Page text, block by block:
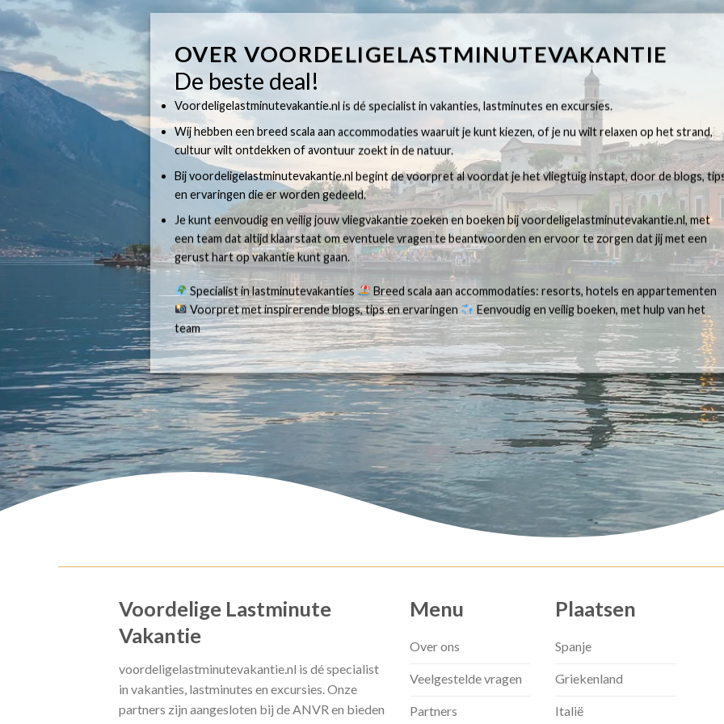
OVER VOORDELIGELASTMINUTEVAKANTIE
De beste deal!
Voordeligelastminutevakantie.nl is dé specialist in vakanties, lastminutes en excursies.
Wij hebben een breed scala aan accommodaties waaruit je kunt kiezen, of je nu wilt relaxen op het strand,
cultuur wilt ontdekken of avontuur zoekt in de natuur.
Bij voordeligelastminutevakantie.nl begint de voorpret al voordat je het vliegtuig instapt, door de blogs,
en ervaringen die er worden gedeeld.
Je kunt eenvoudig en veilig jouw vliegvakantie zoeken en boeken bij voordeligelastminutevakantie.nl, met
een team dat altijd klaarstaat om eventuele vragen te beantwoorden en ervoor te zorgen dat jij met een
gerust hart op vakantie kunt gaan.
Specialist in lastminutevakanties
Breed scala aan accommodaties: resorts, hotels en appartementen
Voorpret met inspirerende blogs, tips en ervaringen
Eenvoudig en veilig boeken, met hulp van het
team
Voordelige Lastminute
Vakantie
voordeligelastminutevakantie.nl is dé specialist
in vakanties, lastminutes en excursies. Onze
partners zijn aangesloten bij de ANVR en bieden
Menu
Over ons
Veelgestelde vragen
Partners
Plaatsen
Spanje
Griekenland
Italië